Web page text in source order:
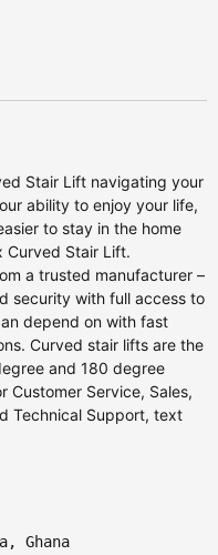
Stair Lift navigating your
ability to enjoy your life,
to stay in the home
Curved Stair Lift.
a trusted manufacturer –
security with full access to
depend on with fast
Curved stair lifts are the
and 180 degree
Customer Service, Sales,
Technical Support, text
Ghana